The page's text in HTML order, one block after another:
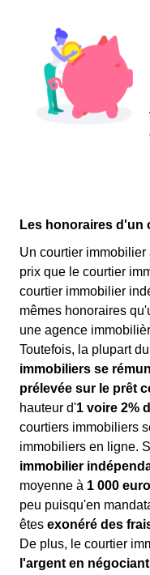
Les honoraires d'un
Un courtier
prix que le courtier
courtier immobilier
mêmes honoraires
une agence
Toutefois, la plupart
immobiliers se
prélevée sur le prêt
hauteur d'1 voire 2%
courtiers immobiliers
immobiliers en ligne.
immobilier
moyenne à 1 000
peu puisqu'en
êtes exonéré des
De plus, le courtier
l'argent en